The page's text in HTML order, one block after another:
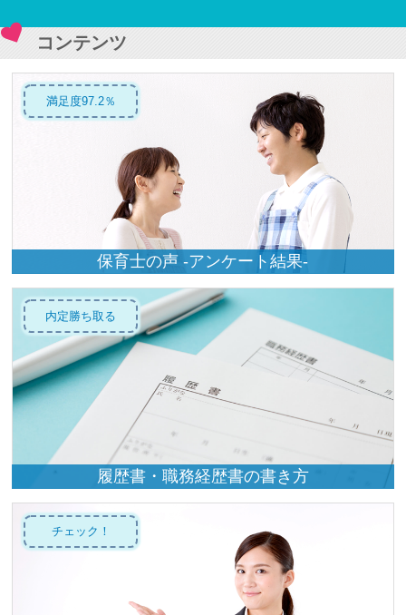
コンテンツ
満足度97.2％
保育士の声 -アンケート結果-
内定勝ち取る
履歴書・職務経歴書の書き方
チェック！